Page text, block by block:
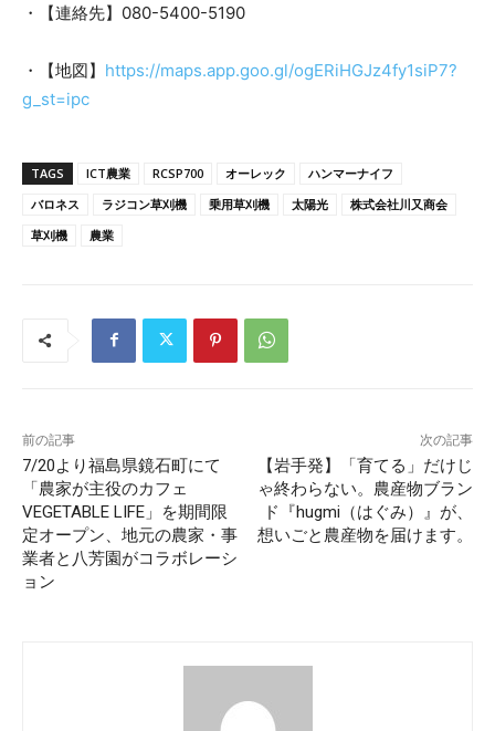
・【連絡先】080-5400-5190
・【地図】 https://maps.app.goo.gl/ogERiHGJz4fy1siP7?
g_st=ipc
TAGS ICT農業 RCSP700 オーレック
ハンマーナイフ
バロネス
ラジコン草刈機 乗用草刈機 太陽光
株式会社川又商会
草刈機
農業
前の記事
7/20より福島県鏡石町にて
「農家が主役のカフェ
VEGETABLE LIFE」を期間限
定オープン、地元の農家・事
業者と八芳園がコラボレーシ
ョン
次の記事
【岩手発】「育てる」だけじ
ゃ終わらない。農産物ブラン
ド『hugmi（はぐみ）』が、
想いごと農産物を届けます。